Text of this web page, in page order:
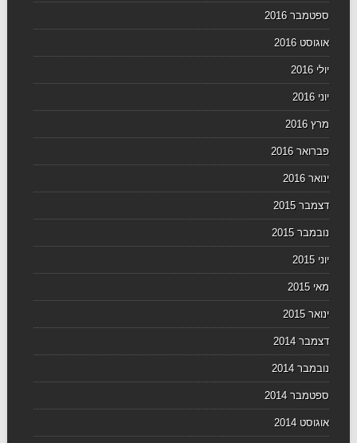
ספטמבר 2016
אוגוסט 2016
יולי 2016
יוני 2016
מרץ 2016
פברואר 2016
ינואר 2016
דצמבר 2015
נובמבר 2015
יוני 2015
מאי 2015
ינואר 2015
דצמבר 2014
נובמבר 2014
ספטמבר 2014
אוגוסט 2014